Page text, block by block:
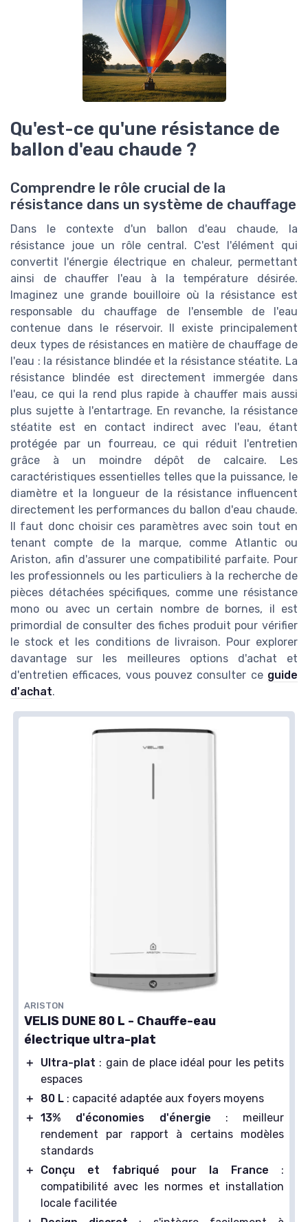
Qu'est-ce qu'une résistance de
ballon d'eau chaude ?
Comprendre le rôle crucial de la
résistance dans un système de chauffage
Dans le contexte d'un ballon d'eau chaude, la
résistance joue un rôle central. C'est l'élément qui
convertit l'énergie électrique en chaleur, permettant
ainsi de chauffer l'eau à la température désirée.
Imaginez une grande bouilloire où la résistance est
responsable du chauffage de l'ensemble de l'eau
contenue dans le réservoir. Il existe principalement
deux types de résistances en matière de chauffage de
l'eau : la résistance blindée et la résistance stéatite. La
résistance blindée est directement immergée dans
l'eau, ce qui la rend plus rapide à chauffer mais aussi
plus sujette à l'entartrage. En revanche, la résistance
stéatite est en contact indirect avec l'eau, étant
protégée par un fourreau, ce qui réduit l'entretien
grâce à un moindre dépôt de calcaire. Les
caractéristiques essentielles telles que la puissance, le
diamètre et la longueur de la résistance influencent
directement les performances du ballon d'eau chaude.
Il faut donc choisir ces paramètres avec soin tout en
tenant compte de la marque, comme Atlantic ou
Ariston, afin d'assurer une compatibilité parfaite. Pour
les professionnels ou les particuliers à la recherche de
pièces détachées spécifiques, comme une résistance
mono ou avec un certain nombre de bornes, il est
primordial de consulter des fiches produit pour vérifier
le stock et les conditions de livraison. Pour explorer
davantage sur les meilleures options d'achat et
d'entretien efficaces, vous pouvez consulter ce guide
d'achat.
ARISTON
VELIS DUNE 80 L - Chauffe-eau
électrique ultra-plat
＋ Ultra-plat : gain de place idéal pour les petits
espaces
＋
80 L : capacité adaptée aux foyers moyens
＋ 13% d'économies d'énergie : meilleur
rendement par rapport à certains modèles
standards
＋
Conçu et fabriqué pour la France :
compatibilité avec les normes et installation
locale facilitée